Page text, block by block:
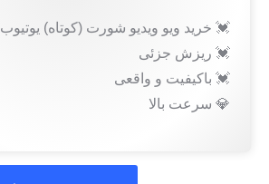
💓 خرید ویو ویدیو شورت (کوتاه) یوتیوب
💓 ریزش جزئی
💓 باکیفیت و واقعی
💎 سرعت بالا